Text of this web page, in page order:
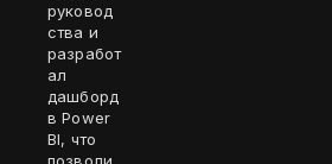
руковод
ства и
разработ
ал
дашборд
в Power
BI, что